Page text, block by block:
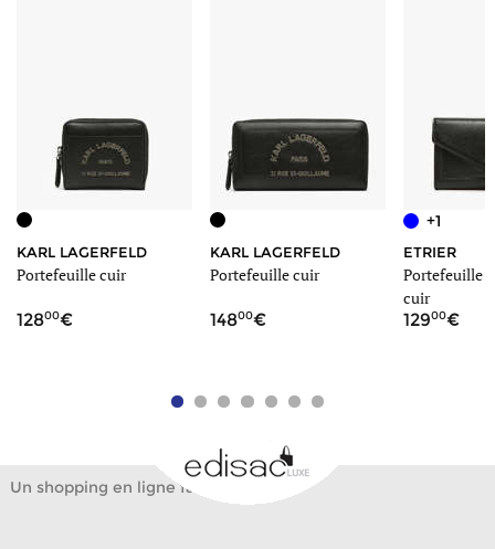
KARL LAGERFELD
Portefeuille cuir
12800
KARL LAGERFELD
Portefeuille cuir
14800
+1
ETRIER
Portefeuille
cuir
12900
Un shopping en ligne facile